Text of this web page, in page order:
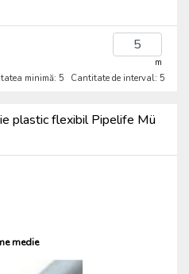
m
minimă: 5
Cantitate de interval: 5
plastic flexibil Pipelife Mü
medie